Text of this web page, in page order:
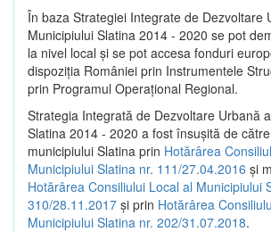
În baza Strategiei Integrate de Dezvoltare
Municipiului Slatina 2014 - 2020 se pot
la nivel local şi se pot accesa fonduri
dispoziţia României prin Instrumentele
prin Programul Operațional Regional.
Strategia Integrată de Dezvoltare Urbană
Slatina 2014 - 2020 a fost însuşită de
municipiului Slatina prin Hotărârea
Municipiului Slatina nr. 111/27.04.2016 și
Hotărârea Consiliului Local al Municipiului
310/28.11.2017 și prin Hotărârea
Municipiului Slatina nr. 202/31.07.2018.